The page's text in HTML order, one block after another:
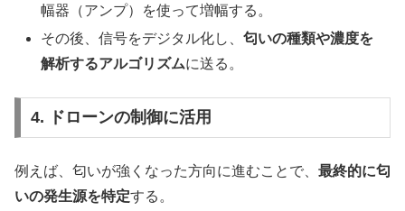
幅器（アンプ）を使って増幅する。
その後、信号をデジタル化し、匂いの種類や濃度を
解析するアルゴリズムに送る。
4. ドローンの制御に活用
例えば、匂いが強くなった方向に進むことで、 最終的に匂
いの発生源を特定する。